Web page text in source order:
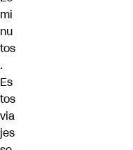
mi
nu
tos
.
Es
tos
via
jes